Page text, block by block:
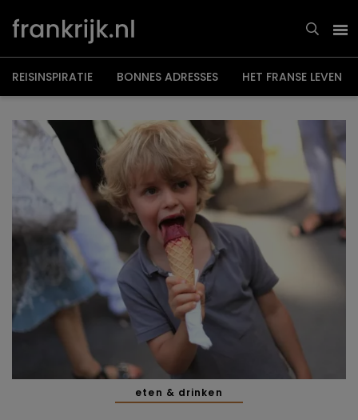
naar
inhoud
REISINSPIRATIE BONNES ADRESSES HET FRANSE LEVEN
eten & drinken